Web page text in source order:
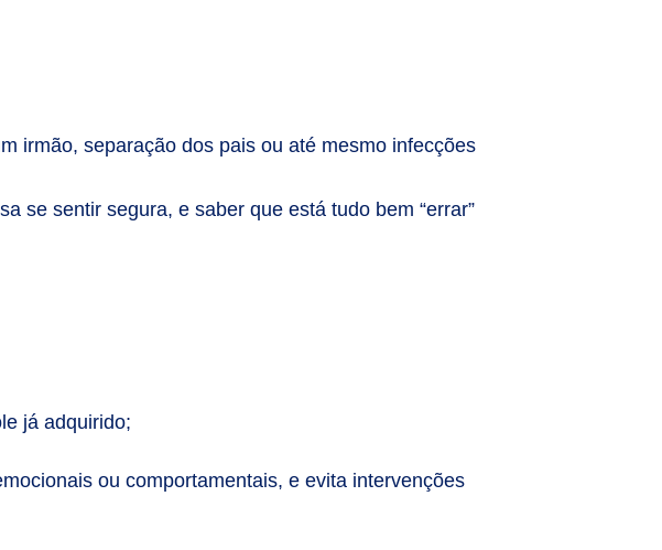
irmão, separação dos pais ou até mesmo infecções
se sentir segura, e saber que está tudo bem “errar”
já adquirido;
ou comportamentais, e evita intervenções